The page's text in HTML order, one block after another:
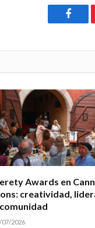
Awards en
creatividad,
07/2026